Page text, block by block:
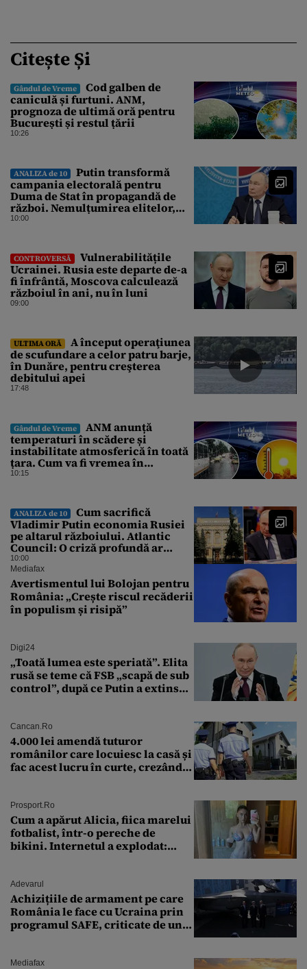
Citește Și
Gândul de Vreme
Cod galben de
caniculă și furtuni. ANM,
prognoza de ultimă oră pentru
București și restul țării
10:26
ANALIZA de 10
Putin transformă
campania electorală pentru
Duma de Stat în propagandă de
război. Nemulțumirea elitelor,
tratată cu indiferență la Kremlin
10:00
CONTROVERSĂ
Vulnerabilitățile
Ucrainei. Rusia este departe de-a
fi înfrântă, Moscova calculează
războiul în ani, nu în luni
09:00
ULTIMA ORĂ
A început operaţiunea
de scufundare a celor patru barje,
în Dunăre, pentru creşterea
debitului apei
17:48
Gândul de Vreme
ANM anunță
temperaturi în scădere și
instabilitate atmosferică în toată
țara. Cum va fi vremea în
București și când vin vijeliile
10:15
ANALIZA de 10
Cum sacrifică
Vladimir Putin economia Rusiei
pe altarul războiului. Atlantic
Council: O criză profundă ar
putea forța Kremlinul să apeleze
la ultimele resurse ale Băncii
Centrale
10:00
Mediafax
Avertismentul lui Bolojan pentru
România: „Crește riscul recăderii
în populism și risipă”
Digi24
„Toată lumea este speriată”. Elita
rusă se teme că FSB „scapă de sub
control”, după ce Putin a extins
Cancan.ro
4.000 lei amendă tuturor
românilor care locuiesc la casă și
fac acest lucru în curte, crezând
Prosport.ro
Cum a apărut Alicia, fiica marelui
fotbalist, într-o pereche de
bikini. Internetul a explodat:
Adevarul
Achizițiile de armament pe care
România le face cu Ucraina prin
programul SAFE, criticate de un
Mediafax